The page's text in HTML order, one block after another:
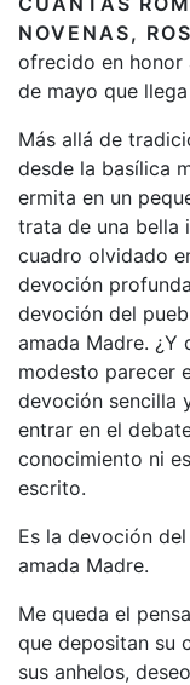
NOVENAS,
ofrecido en honor
de mayo que
Más allá de
desde la basílica
ermita en un
trata de una bella
cuadro olvidado
devoción
devoción del
amada Madre. ¿Y
modesto parecer
devoción sencilla
entrar en el
conocimiento ni
escrito.
Es la devoción
amada Madre.
Me queda el
que depositan su
sus anhelos,